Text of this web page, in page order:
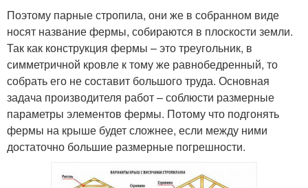
Поэтому парные стропила, они же в собранном виде
носят название фермы, собираются в плоскости земли.
Так как конструкция фермы – это треугольник, в
симметричной кровле к тому же равнобедренный, то
собрать его не составит большого труда. Основная
задача производителя работ – соблюсти размерные
параметры элементов фермы. Потому что подгонять
фермы на крыше будет сложнее, если между ними
достаточно большие размерные погрешности.